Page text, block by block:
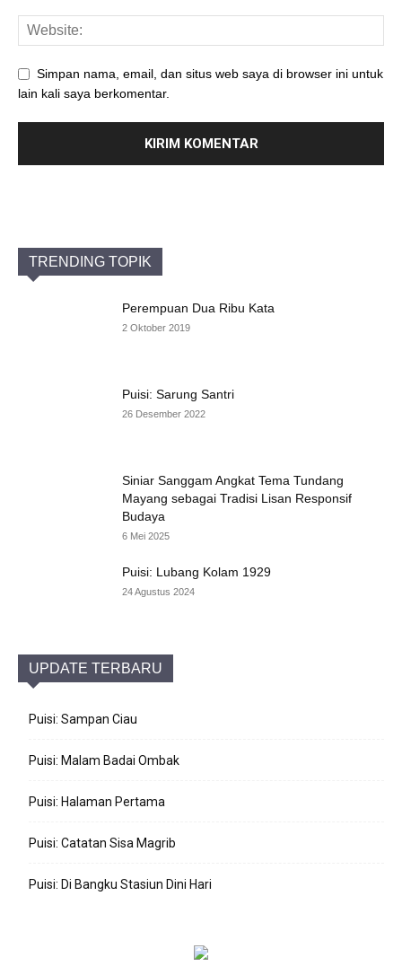
Simpan nama, email, dan situs web saya di browser ini untuk
lain kali saya berkomentar.
TRENDING TOPIK
Perempuan Dua Ribu Kata
2 Oktober 2019
Puisi: Sarung Santri
26 Desember 2022
Siniar Sanggam Angkat Tema Tundang
Mayang sebagai Tradisi Lisan Responsif
Budaya
6 Mei 2025
Puisi: Lubang Kolam 1929
24 Agustus 2024
UPDATE TERBARU
Puisi: Sampan Ciau
Puisi: Malam Badai Ombak
Puisi: Halaman Pertama
Puisi: Catatan Sisa Magrib
Puisi: Di Bangku Stasiun Dini Hari